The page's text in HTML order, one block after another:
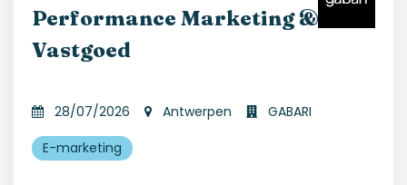
Performance Marketing &
Vastgoed
28/07/2026 Antwerpen
GABARI
E-marketing